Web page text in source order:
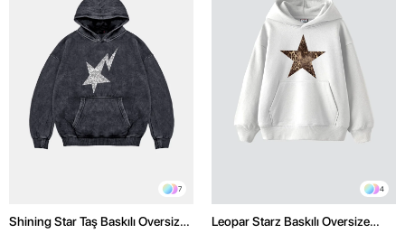
7
Shining Star Taş Baskılı Oversize
4
Leopar Starz Baskılı Oversize